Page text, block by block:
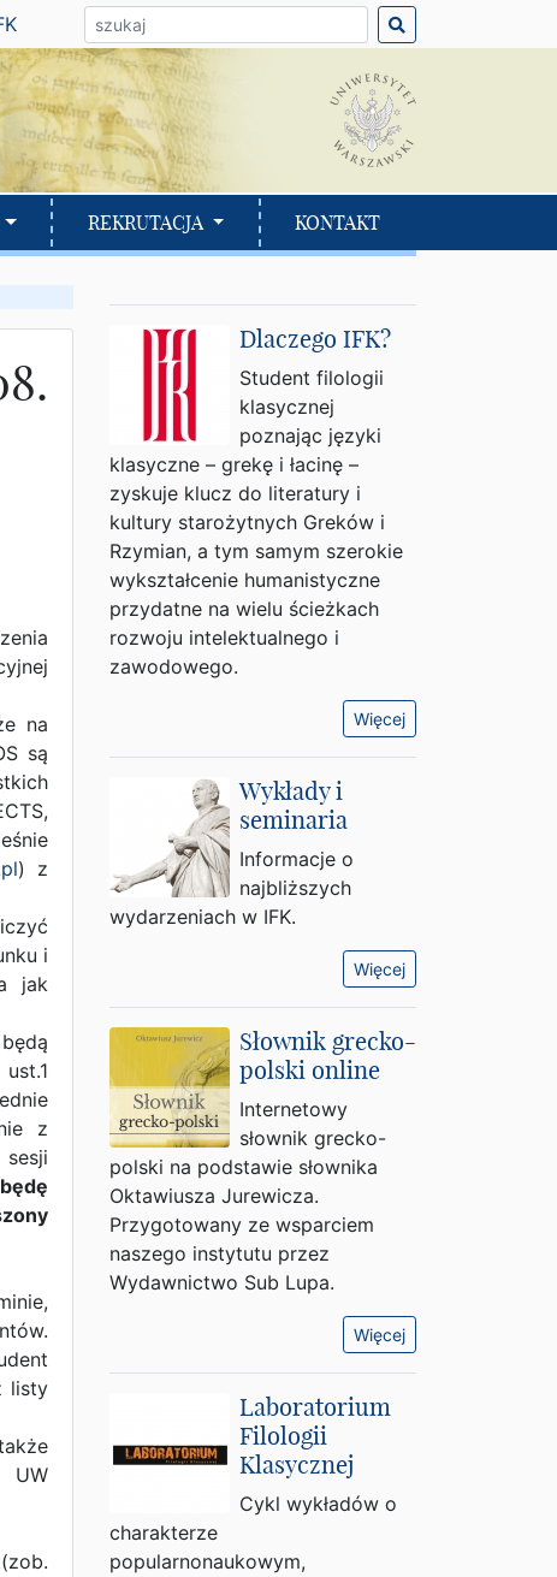
do wyszukania:
REKRUTACJA KONTAKT
na
są
) z
i
jak
z
listy
Dlaczego IFK?
Student filologii
klasycznej
poznając języki
klasyczne – grekę i łacinę –
zyskuje klucz do literatury i
kultury starożytnych Greków i
Rzymian, a tym samym szerokie
wykształcenie humanistyczne
przydatne na wielu ścieżkach
rozwoju intelektualnego i
zawodowego.
Więcej
Wykłady i
seminaria
Informacje o
najbliższych
wydarzeniach w IFK.
Więcej
Słownik grecko-
polski online
Internetowy
słownik grecko-
polski na podstawie słownika
Oktawiusza Jurewicza.
Przygotowany ze wsparciem
naszego instytutu przez
Wydawnictwo Sub Lupa.
Więcej
Laboratorium
Filologii
Klasycznej
Cykl wykładów o
charakterze
popularnonaukowym,